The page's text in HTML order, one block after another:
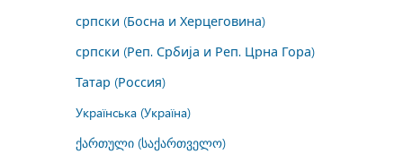
српски (Босна и Херцеговина)
српски (Реп. Србија и Реп. Црна Гора)
Татар (Россия)
Українська (Україна)
ქართული (საქართველო)